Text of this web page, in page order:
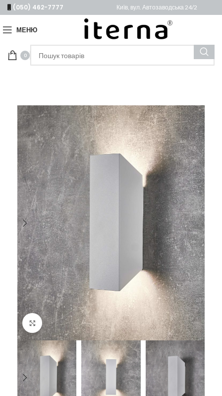
(050) 462-7777 Київ, вул. Автозаводська 24/2
МЕНЮ
0
Клацніть, щоб збільшити